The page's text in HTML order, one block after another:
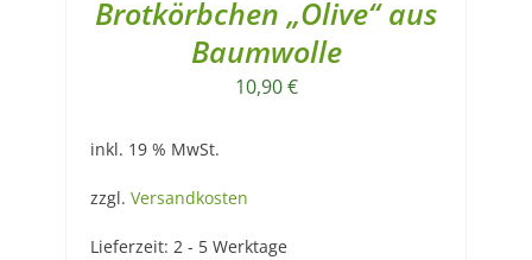
Brotkörbchen „Olive“ aus
Baumwolle
10,90€
inkl. 19 % MwSt.
zzgl. Versandkosten
Lieferzeit: 2 - 5 Werktage